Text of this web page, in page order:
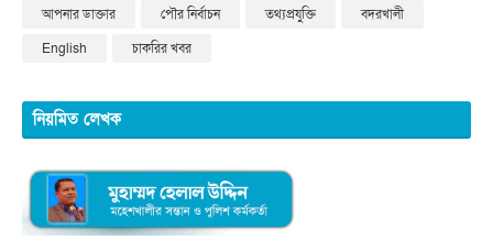
আপনার ডাক্তার
পৌর নির্বাচন তথ্যপ্রযুক্তি
বদরখালী
English
চাকরির খবর
নিয়মিত লেখক